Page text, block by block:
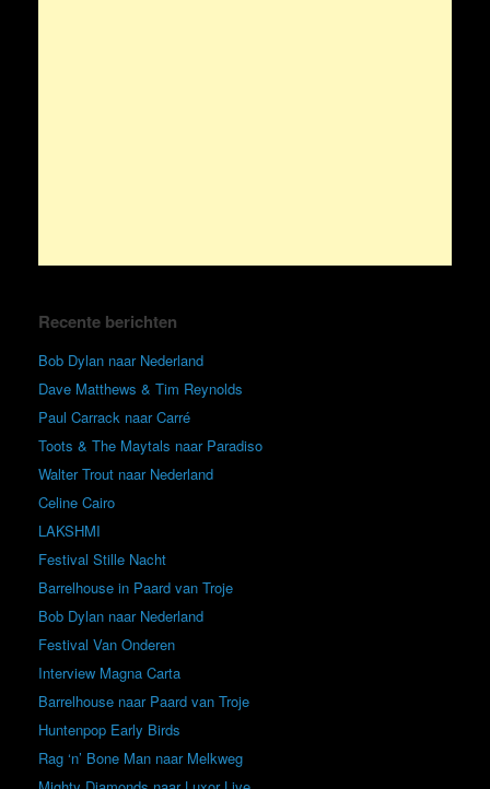
Recente berichten
Bob Dylan naar Nederland
Dave Matthews & Tim Reynolds
Paul Carrack naar Carré
Toots & The Maytals naar Paradiso
Walter Trout naar Nederland
Celine Cairo
LAKSHMI
Festival Stille Nacht
Barrelhouse in Paard van Troje
Bob Dylan naar Nederland
Festival Van Onderen
Interview Magna Carta
Barrelhouse naar Paard van Troje
Huntenpop Early Birds
Rag ‘n’ Bone Man naar Melkweg